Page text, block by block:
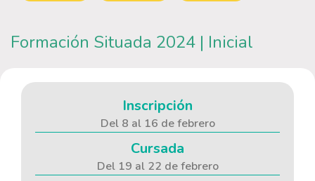
Formación Situada 2024 | Inicial
Inscripción
Del 8 al 16 de febrero
Cursada
Del 19 al 22 de febrero